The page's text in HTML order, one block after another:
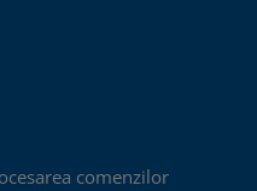
comenzilor